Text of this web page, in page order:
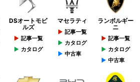
DSオートモビ
ルズ
記事一覧
カタログ
マセラティ
記事一覧
カタログ
中古車
ランボルギー
ニ
記事一覧
カタログ
中古車